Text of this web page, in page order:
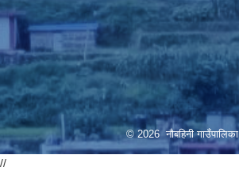
© 2026 नौबहिनी गाउँपालिका
//